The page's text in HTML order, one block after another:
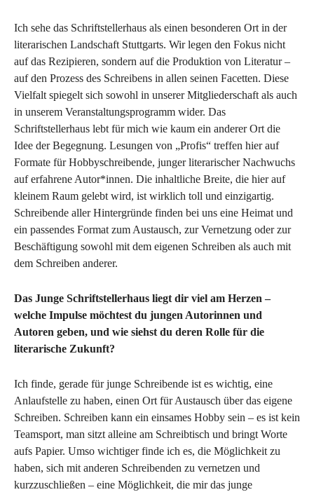
Ich sehe das Schriftstellerhaus als einen besonderen Ort in der
literarischen Landschaft Stuttgarts. Wir legen den Fokus nicht
auf das Rezipieren, sondern auf die Produktion von Literatur –
auf den Prozess des Schreibens in allen seinen Facetten. Diese
Vielfalt spiegelt sich sowohl in unserer Mitgliederschaft als auch
in unserem Veranstaltungsprogramm wider. Das
Schriftstellerhaus lebt für mich wie kaum ein anderer Ort die
Idee der Begegnung. Lesungen von „Profis“ treffen hier auf
Formate für Hobbyschreibende, junger literarischer Nachwuchs
auf erfahrene Autor*innen. Die inhaltliche Breite, die hier auf
kleinem Raum gelebt wird, ist wirklich toll und einzigartig.
Schreibende aller Hintergründe finden bei uns eine Heimat und
ein passendes Format zum Austausch, zur Vernetzung oder zur
Beschäftigung sowohl mit dem eigenen Schreiben als auch mit
dem Schreiben anderer.
Das Junge Schriftstellerhaus liegt dir viel am Herzen –
welche Impulse möchtest du jungen Autorinnen und
Autoren geben, und wie siehst du deren Rolle für die
literarische Zukunft?
Ich finde, gerade für junge Schreibende ist es wichtig, eine
Anlaufstelle zu haben, einen Ort für Austausch über das eigene
Schreiben. Schreiben kann ein einsames Hobby sein – es ist kein
Teamsport, man sitzt alleine am Schreibtisch und bringt Worte
aufs Papier. Umso wichtiger finde ich es, die Möglichkeit zu
haben, sich mit anderen Schreibenden zu vernetzen und
kurzzuschließen – eine Möglichkeit, die mir das junge